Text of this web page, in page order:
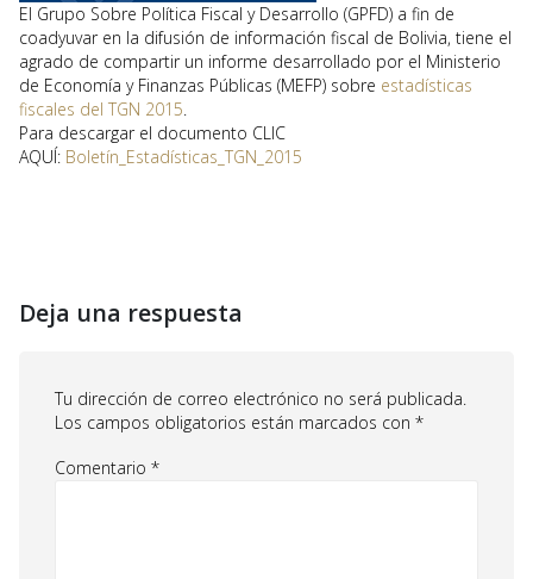
El Grupo Sobre Política Fiscal y Desarrollo (GPFD) a fin de
coadyuvar en la difusión de información fiscal de Bolivia, tiene el
agrado de compartir un informe desarrollado por el Ministerio
de Economía y Finanzas Públicas (MEFP) sobre estadísticas
fiscales del TGN 2015
Para descargar el documento CLIC
AQUÍ: Boletín_Estadísticas_TGN_2015
Deja una respuesta
Tu dirección de correo electrónico no será publicada.
Los campos obligatorios están marcados con *
Comentario *